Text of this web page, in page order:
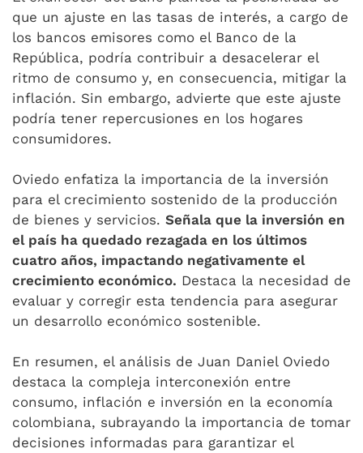
que un ajuste en las tasas de interés, a cargo de
los bancos emisores como el Banco de la
República, podría contribuir a desacelerar el
ritmo de consumo y, en consecuencia, mitigar la
inflación. Sin embargo, advierte que este ajuste
podría tener repercusiones en los hogares
consumidores.
Oviedo enfatiza la importancia de la inversión
para el crecimiento sostenido de la producción
de bienes y servicios. Señala que la inversión en
el país ha quedado rezagada en los últimos
cuatro años, impactando negativamente el
crecimiento económico. Destaca la necesidad de
evaluar y corregir esta tendencia para asegurar
un desarrollo económico sostenible.
En resumen, el análisis de Juan Daniel Oviedo
destaca la compleja interconexión entre
consumo, inflación e inversión en la economía
colombiana, subrayando la importancia de tomar
decisiones informadas para garantizar el